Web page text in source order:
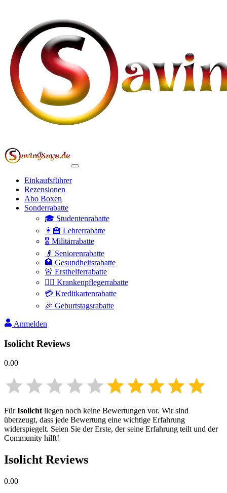
Einkaufsführer
Rezensionen
Abo Boxen
Sonderrabatte
🎓 Studentenrabatte
👩‍🏫 Lehrerrabatte
🎖️ Militärrabatte
👴 Seniorenrabatte
🏥 Gesundheitsrabatte
🚨 Ersthelferrabatte
👩‍⚕️ Krankenpflegerrabatte
💳 Kreditkartenrabatte
🎉 Geburtstagsrabatte
Anmelden
Isolicht Reviews
0.00
FürIsolichtliegen noch keine Bewertungen vor. Wir sind
überzeugt, dass jede Bewertung eine wichtige Erfahrung
widerspiegelt. Seien Sie der Erste, der seine Erfahrung teilt und der
Community hilft!
Isolicht Reviews
0.00